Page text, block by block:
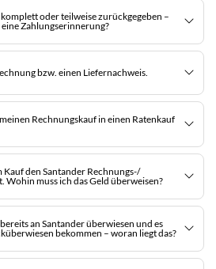
oder teilweise zurückgegeben –
Zahlungserinnerung?
bzw. einen Liefernachweis.
Rechnungskauf in einen Ratenkauf
Kauf den Santander Rechnungs-/
Wohin muss ich das Geld überweisen?
an Santander überwiesen und es
bekommen – woran liegt das?